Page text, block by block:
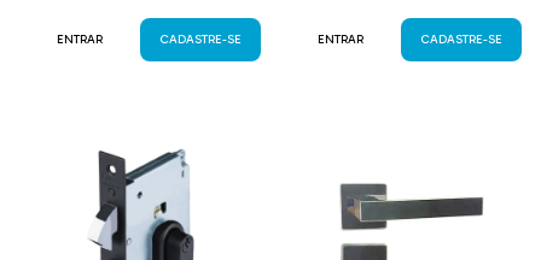
ENTRAR CADASTRE-SE ENTRAR CADASTRE-SE